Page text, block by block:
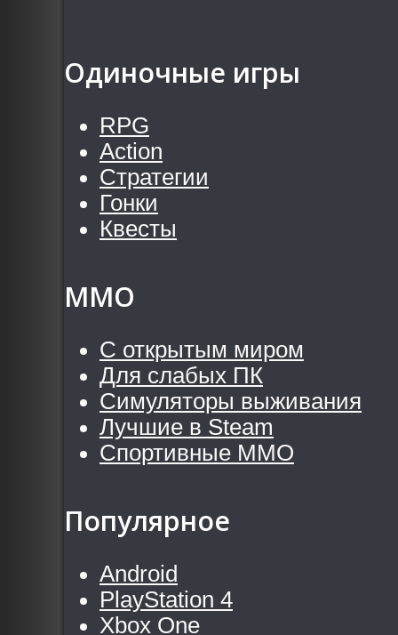
Одиночные игры
RPG
Action
Стратегии
Гонки
Квесты
MMO
С открытым миром
Для слабых ПК
Симуляторы выживания
Лучшие в Steam
Спортивные MMO
Популярное
Android
PlayStation 4
Xbox One